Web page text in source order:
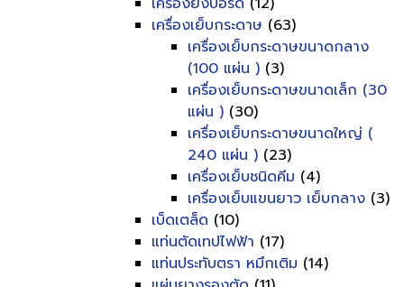
เครื่องเย็บกระดาษ (63)
เครื่องเย็บกระดาษขนาดกลาง
(100 แผ่น ) (3)
เครื่องเย็บกระดาษขนาดเล็ก (30
แผ่น ) (30)
เครื่องเย็บกระดาษขนาดใหญ่ (
240 แผ่น ) (23)
เครื่องเย็บชนิดคีม (4)
เครื่องเย็บแขนยาว เย็บกลาง (3)
เบ็ดเตล็ด (10)
แท่นตัดเทปไฟฟ้า (17)
แท่นประทับตรา หมึกเติม (14)